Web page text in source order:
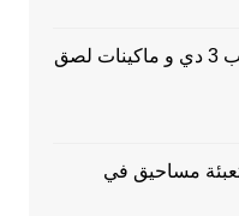
ماكينات التغليف بالسلوفان للعلب 3 دي و ماكينات لصق
مساحيق في